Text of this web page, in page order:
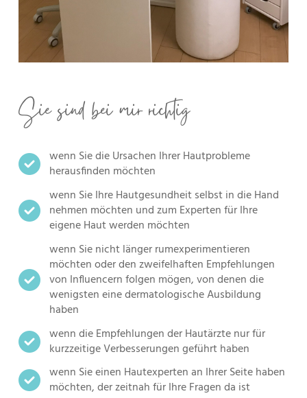
Sie sind bei mir richtig
wenn Sie die Ursachen Ihrer Hautprobleme
herausfinden möchten
wenn Sie Ihre Hautgesundheit selbst in die Hand
nehmen möchten und zum Experten für Ihre
eigene Haut werden möchten
wenn Sie nicht länger rumexperimentieren
möchten oder den zweifelhaften Empfehlungen
von Influencern folgen mögen, von denen die
wenigsten eine dermatologische Ausbildung
haben
wenn die Empfehlungen der Hautärzte nur für
kurzzeitige Verbesserungen geführt haben
wenn Sie einen Hautexperten an Ihrer Seite haben
möchten, der zeitnah für Ihre Fragen da ist